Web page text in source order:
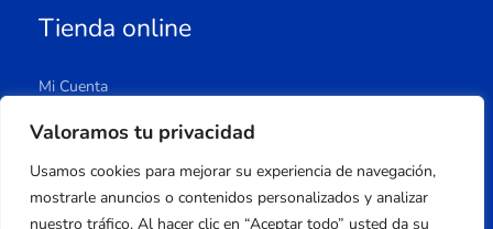
Valoramos tu privacidad
Usamos cookies para mejorar su experiencia de navegación,
mostrarle anuncios o contenidos personalizados y analizar
nuestro tráfico. Al hacer clic en “Aceptar todo” usted da su
Tienda online
Mi Cuenta
Carrito
Lista De Deseos